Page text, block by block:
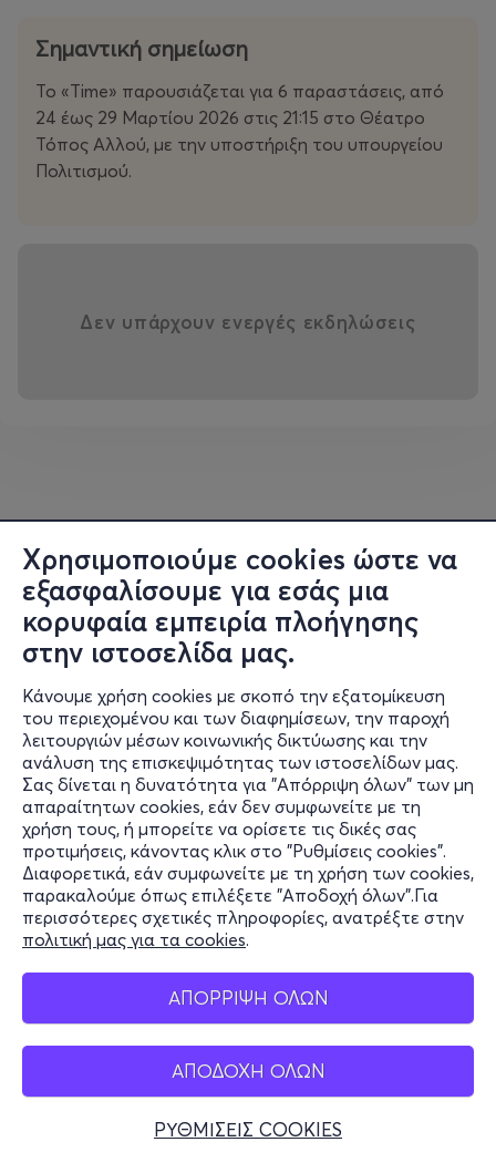
Χρησιμοποιούμε cookies ώστε να
εξασφαλίσουμε για εσάς μια
κορυφαία εμπειρία πλοήγησης
στην ιστοσελίδα μας.
Κάνουμε χρήση cookies με σκοπό την εξατομίκευση
του περιεχομένου και των διαφημίσεων, την παροχή
λειτουργιών μέσων κοινωνικής δικτύωσης και την
ανάλυση της επισκεψιμότητας των ιστοσελίδων μας.
Σας δίνεται η δυνατότητα για "Απόρριψη όλων" των μη
απαραίτητων cookies, εάν δεν συμφωνείτε με τη
χρήση τους, ή μπορείτε να ορίσετε τις δικές σας
προτιμήσεις, κάνοντας κλικ στο "Ρυθμίσεις cookies".
Διαφορετικά, εάν συμφωνείτε με τη χρήση των cookies,
παρακαλούμε όπως επιλέξετε "Αποδοχή όλων".Για
περισσότερες σχετικές πληροφορίες, ανατρέξτε στην
πολιτική μας για τα cookies.
ΑΠΟΡΡΙΨΗ ΟΛΩΝ
ΑΠΟΔΟΧΗ ΟΛΩΝ
ΡΥΘΜΙΣΕΙΣ COOKIES
Σημαντική σημείωση
Το «Time» παρουσιάζεται για 6 παραστάσεις, από
24 έως 29 Μαρτίου 2026 στις 21:15 στο Θέατρο
Τόπος Αλλού, με την υποστήριξη του υπουργείου
Πολιτισμού.
Δεν υπάρχουν ενεργές εκδηλώσεις
Πληροφορίες
Υποστήριξη
Stay Connected
Mobile app